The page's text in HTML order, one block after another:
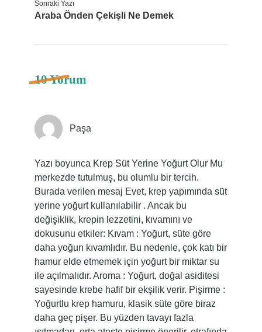
Sonraki Yazı
Araba Önden Çekişli Ne Demek
10 Yorum
Paşa
Yazı boyunca Krep Süt Yerine Yoğurt Olur Mu
merkezde tutulmuş, bu olumlu bir tercih.
Burada verilen mesaj Evet, krep yapımında süt
yerine yoğurt kullanılabilir . Ancak bu
değişiklik, krepin lezzetini, kıvamını ve
dokusunu etkiler: Kıvam : Yoğurt, süte göre
daha yoğun kıvamlıdır. Bu nedenle, çok katı bir
hamur elde etmemek için yoğurt bir miktar su
ile açılmalıdır. Aroma : Yoğurt, doğal asiditesi
sayesinde krebe hafif bir ekşilik verir. Pişirme :
Yoğurtlu krep hamuru, klasik süte göre biraz
daha geç pişer. Bu yüzden tavayı fazla